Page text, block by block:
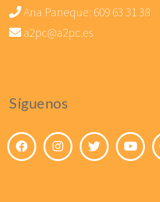
Ana Paneque: 609 63 31 38
a2pc@a2pc.es
Síguenos